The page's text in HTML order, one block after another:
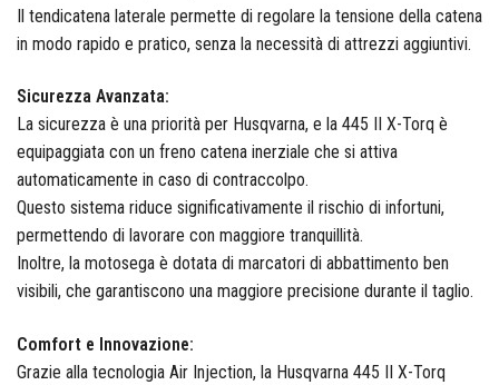
Il tendicatena laterale permette di regolare la tensione della catena
in modo rapido e pratico, senza la necessità di attrezzi aggiuntivi.
Sicurezza Avanzata:
La sicurezza è una priorità per Husqvarna, e la 445 II X-Torq è
equipaggiata con un freno catena inerziale che si attiva
automaticamente in caso di contraccolpo.
Questo sistema riduce significativamente il rischio di infortuni,
permettendo di lavorare con maggiore tranquillità.
Inoltre, la motosega è dotata di marcatori di abbattimento ben
visibili, che garantiscono una maggiore precisione durante il taglio.
Comfort e Innovazione:
Grazie alla tecnologia Air Injection, la Husqvarna 445 II X-Torq
Horomia
Husqvarna
IngCo
IsoKalor